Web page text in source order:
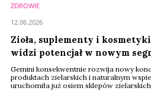
ZDROWIE
Zioła, suplementy i
widzi potencjał w nowym
Gemini konsekwentnie rozwija nowy
produktach zielarskich i naturalnym
uruchomiła już osiem sklepów
12.06.2026